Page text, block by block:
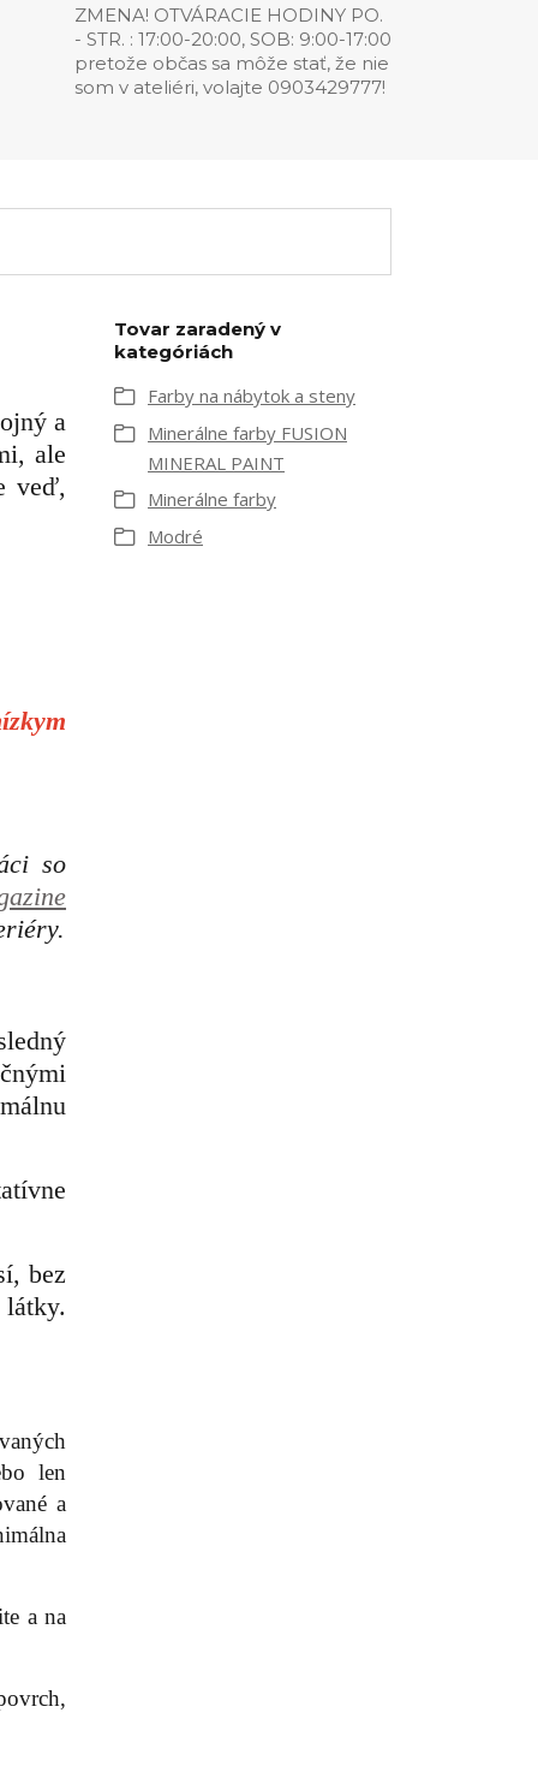
ZMENA! OTVÁRACIE HODINY PO.
- STR. : 17:00-20:00, SOB: 9:00-17:00
pretože občas sa môže stať, že nie
som v ateliéri, volajte 0903429777!
a
ale
veď,
so
bez
len
a
a na
Tovar zaradený v
kategóriách
Farby na nábytok a steny
Minerálne farby FUSION
MINERAL PAINT
Minerálne farby
Modré